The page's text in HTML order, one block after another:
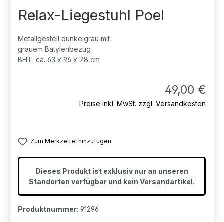
Relax-Liegestuhl Poel
Metallgestell dunkelgrau mit
grauem Batylenbezug
BHT: ca. 63 x 96 x 78 cm
49,00 €
Preise inkl. MwSt. zzgl. Versandkosten
Zum Merkzettel hinzufügen
Dieses Produkt ist exklusiv nur an unseren
Standorten verfügbar und kein Versandartikel.
Produktnummer: 91296